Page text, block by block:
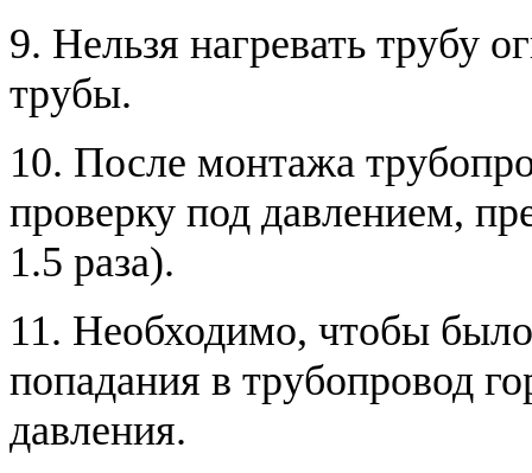
9. Нельзя нагревать трубу
трубы.
10. После монтажа
проверку под давлением,
1.5 раза).
11. Необходимо, чтобы
попадания в трубопровод
давления.